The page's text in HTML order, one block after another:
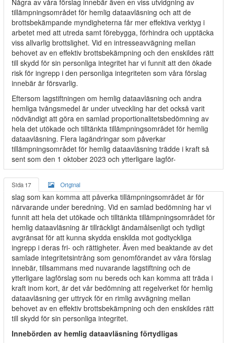
Några av våra förslag innebär även en viss utvidgning av
tillämpningsområdet för hemlig dataavläsning och att de
brottsbekämpande myndigheterna får mer effektiva verktyg i
arbetet med att utreda samt förebygga, förhindra och upptäcka
viss allvarlig brottslighet. Vid en intresseavvägning mellan
behovet av en effektiv brottsbekämpning och den enskildes rätt
till skydd för sin personliga integritet har vi funnit att den ökade
risk för ingrepp i den personliga integriteten som våra förslag
innebär är försvarlig.
Eftersom lagstiftningen om hemlig dataavläsning och andra
hemliga tvångsmedel är under utveckling har det också varit
nödvändigt att göra en samlad proportionalitetsbedömning av
hela det utökade och tilltänkta tillämpningsområdet för hemlig
dataavläsning. Flera lagändringar som påverkar
tillämpningsområdet för hemlig dataavläsning trädde i kraft så
sent som den 1 oktober 2023 och ytterligare lagför-
Sida 17 Original
slag som kan komma att påverka tillämpningsområdet är för
närvarande under beredning. Vid en samlad bedömning har vi
funnit att hela det utökade och tilltänkta tillämpningsområdet för
hemlig dataavläsning är tillräckligt ändamålsenligt och tydligt
avgränsat för att kunna skydda enskilda mot godtyckliga
ingrepp i deras fri- och rättigheter. Även med beaktande av det
samlade integritetsintrång som genomförandet av våra förslag
innebär, tillsammans med nuvarande lagstiftning och de
ytterligare lagförslag som nu bereds och kan komma att träda i
kraft inom kort, är det vår bedömning att regelverket för hemlig
dataavläsning ger uttryck för en rimlig avvägning mellan
behovet av en effektiv brottsbekämpning och den enskildes rätt
till skydd för sin personliga integritet.
Innebörden av hemlig dataavläsning förtydligas